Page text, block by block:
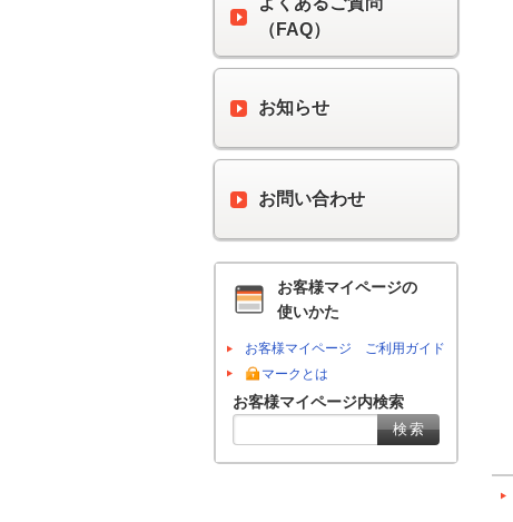
（FAQ）
お知らせ
お問い合わせ
お客様マイページの
使いかた
お客様マイページ ご利用ガイド
マークとは
お客様マイページ内検索